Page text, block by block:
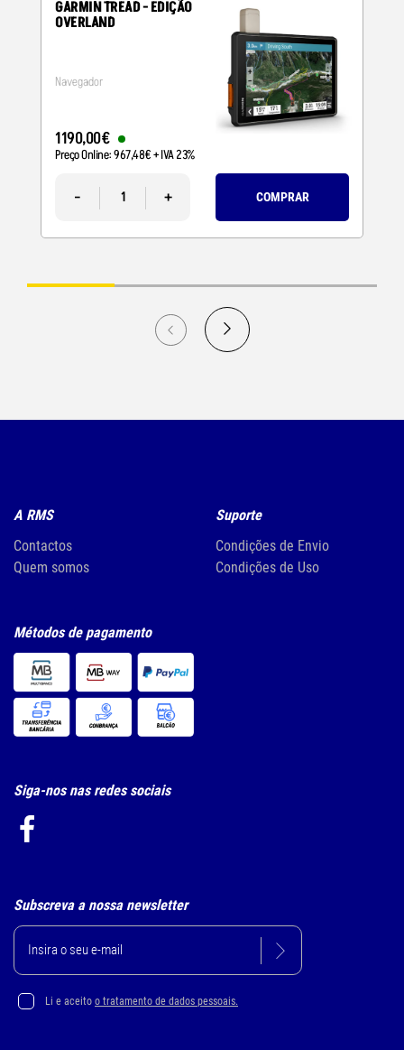
GARMIN TREAD - EDIÇÃO
OVERLAND
Navegador
1190,00€
Preço Online:967,48€+ IVA 23%
- + COMPRAR
A RMS
Contactos
Quem somos
Suporte
Condições de Envio
Condições de Uso
Métodos de pagamento
Siga-nos nas redes sociais
Subscreva a nossa newsletter
Li e aceito o tratamento de dados pessoais.